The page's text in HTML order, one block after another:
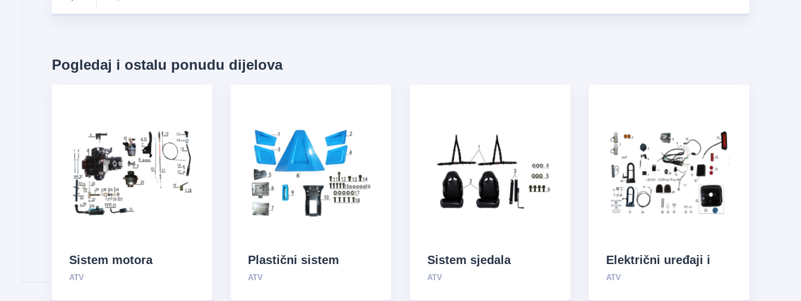
Pogledaj i ostalu ponudu dijelova
Sistem motora
ATV
Plastični sistem
ATV
Sistem sjedala
ATV
Električni uređaji i
sistem za opskrbu
ATV